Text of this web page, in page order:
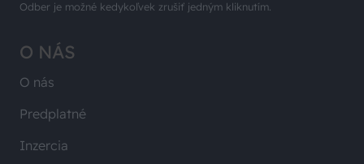
O NÁS
O nás
Predplatné
Inzercia
Odber je možné kedykoľvek zrušiť jedným kliknutím.